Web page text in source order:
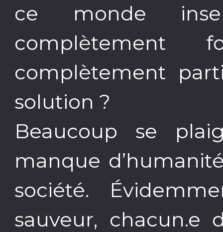
ce monde
complètement
solution ?
Beaucoup se
manque
société.
sauveur, chacun.e